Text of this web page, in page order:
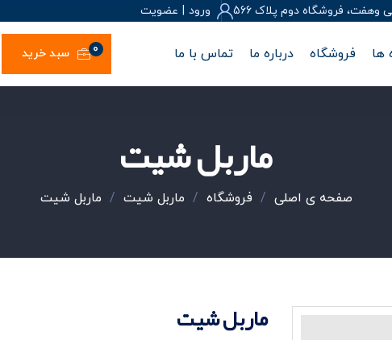
فروشگاه دوم پلاک 566 ورود | عضويت
ها فروشگاه درباره ما تماس با ما سبد خرید 0
ماربل شیت
صفحه ی اصلی / فروشگاه / ماربل شیت / ماربل شیت
ماربل شیت